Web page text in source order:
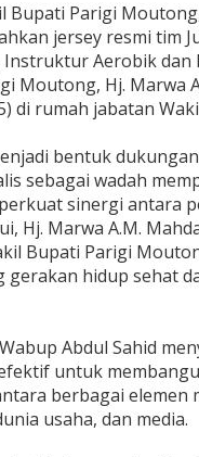
Parigi Moutong,
jersey resmi tim
Instruktur Aerobik dan
Moutong, Hj. Marwa
di rumah jabatan
bentuk
sebagai wadah
sinergi antara
Hj. Marwa A.M.
Bupati Parigi
gerakan hidup sehat
Abdul Sahid
untuk
berbagai elemen
usaha, dan media.